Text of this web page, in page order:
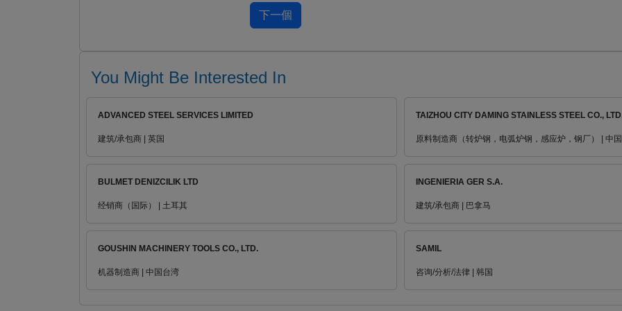
You Might Be Interested In
ADVANCED STEEL SERVICES LIMITED
建筑/承包商 | 英国
TAIZHOU CITY DAMING STAINLESS STEEL CO.,
原料制造商（转炉钢，电弧炉钢，感应炉，钢厂） | 中国
BULMET DENIZCILIK LTD
经销商（国际） | 土耳其
INGENIERIA GER S.A.
建筑/承包商 | 巴拿马
GOUSHIN MACHINERY TOOLS CO., LTD.
机器制造商 | 中国台湾
SAMIL
咨询/分析/法律 | 韩国